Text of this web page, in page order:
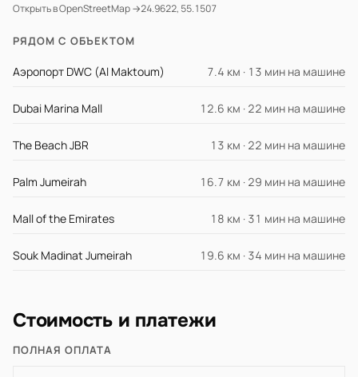
Открыть в OpenStreetMap →24.9622, 55.1507
РЯДОМ С ОБЪЕКТОМ
Аэропорт DWC (Al Maktoum) 7.4 км · 13 мин на машине
Dubai Marina Mall 12.6 км · 22 мин на машине
The Beach JBR 13 км · 22 мин на машине
Palm Jumeirah 16.7 км · 29 мин на машине
Mall of the Emirates 18 км · 31 мин на машине
Souk Madinat Jumeirah 19.6 км · 34 мин на машине
Стоимость и платежи
ПОЛНАЯ ОПЛАТА